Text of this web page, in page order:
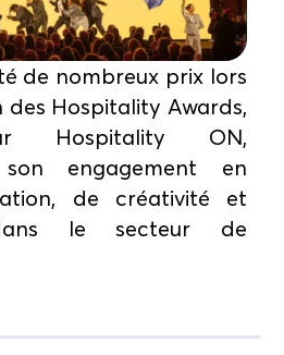
de nombreux prix lors
Hospitality Awards,
Hospitality ON,
son engagement en
de créativité et
le secteur de